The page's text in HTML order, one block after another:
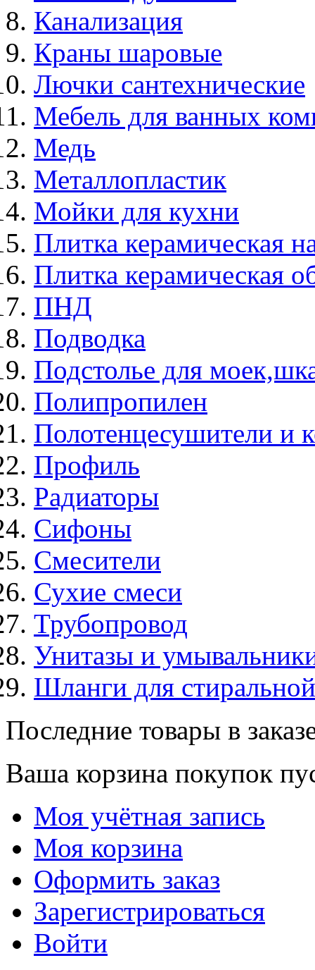
Канализация
Краны шаровые
Лючки сантехнические
Мебель для ванных
Медь
Металлопластик
Мойки для кухни
Плитка керамическая
Плитка керамическая
ПНД
Подводка
Подстолье для
Полипропилен
Полотенцесушители и
Профиль
Радиаторы
Сифоны
Смесители
Сухие смеси
Трубопровод
Унитазы и
Шланги для
Последние товары в
Ваша корзина покупок
Моя учётная запись
Моя корзина
Оформить заказ
Зарегистрироваться
Войти